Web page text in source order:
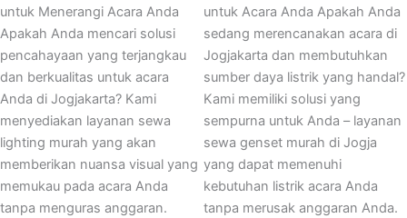
untuk Menerangi Acara Anda
Apakah Anda mencari solusi
pencahayaan yang terjangkau
dan berkualitas untuk acara
Anda di Jogjakarta? Kami
menyediakan layanan sewa
lighting murah yang akan
memberikan nuansa visual yang
memukau pada acara Anda
tanpa menguras anggaran.
untuk Acara Anda Apakah Anda
sedang merencanakan acara di
Jogjakarta dan membutuhkan
sumber daya listrik yang handal?
Kami memiliki solusi yang
sempurna untuk Anda – layanan
sewa genset murah di Jogja
yang dapat memenuhi
kebutuhan listrik acara Anda
tanpa merusak anggaran Anda.